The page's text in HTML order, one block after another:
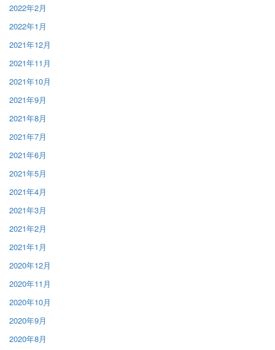
2022年2月
2022年1月
2021年12月
2021年11月
2021年10月
2021年9月
2021年8月
2021年7月
2021年6月
2021年5月
2021年4月
2021年3月
2021年2月
2021年1月
2020年12月
2020年11月
2020年10月
2020年9月
2020年8月